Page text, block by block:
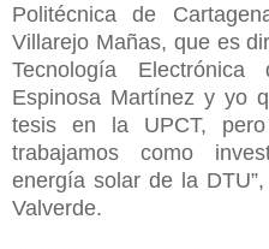
Politécnica de
Villarejo Mañas, que es
Tecnología
Espinosa Martínez y yo
tesis en la UPCT,
trabajamos como
energía solar de la
Valverde.